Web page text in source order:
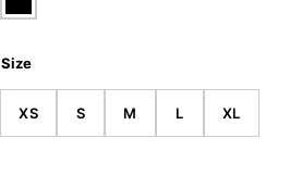
Size
XS S M L XL